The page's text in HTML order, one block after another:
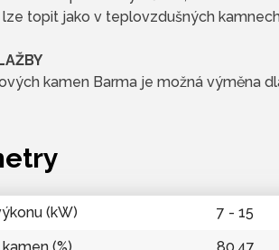
topit jako v teplovzdušných
kamen Barma je možná výměna
(kW)
7 - 15
(%)
80,47